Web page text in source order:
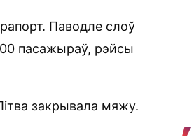
Паводле слоў
пасажыраў, рэйсы
закрывала мяжу.